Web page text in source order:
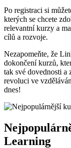
Po registraci si
kterých se chcete
relevantní kurzy a
cílů a rozvoje.
Nezapomeňte, že
dokončení kurzů,
tak své dovednosti a
revoluci ve
dnes!
Learning